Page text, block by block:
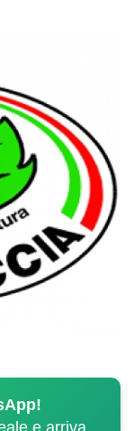
e arriva